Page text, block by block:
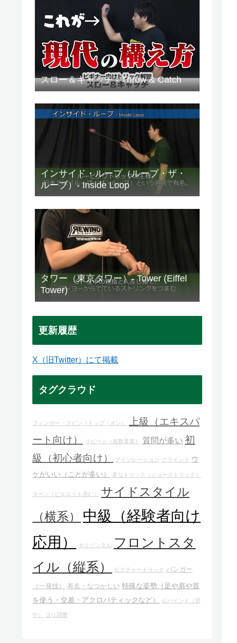
スロー＆キャッチ - Throw & Catch
インサイド・ループ（ループ・ザ・
ループ）- Inside Loop
タワー（東京タワー）- Tower (Eiffel
Tower)
更新履歴
X（旧Twitter）にて掲載
タグクラウド
フィンガー・スピン（トップ・オン）
上級（エキスパ
ート向け）
リピート（複数要素） 質問が多い 初
級（初心者向け）
アイソレーション グラインド ウ
ケがいい（ことが多い）
変なトリック（ジョークトリック）
ターン（ピルエット含む）
サイドスタイル
（横系）
中級（経験者向け
応用）
ホリゾンタル フロントスタ
イル（縦系）
ピクチャートリック バンガー
（一発技） 有名・なつかしい 特殊な姿勢（足や肩や首
を使う・交差・アクロバティックなど）
ビハインド（背
中） ヨリ調整